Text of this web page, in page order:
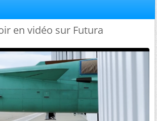
en vidéo sur Futura